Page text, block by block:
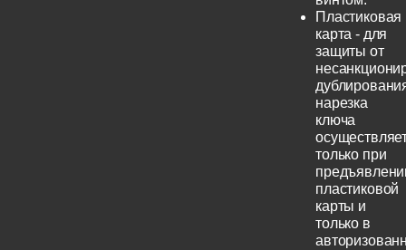
Пластиковая
карта - для
защиты от
нарезка
ключа
только при
пластиковой
карты и
только в